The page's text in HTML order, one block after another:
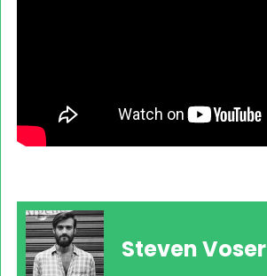
Steven Voser